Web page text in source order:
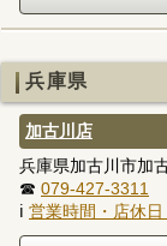
兵庫県
加古川店
兵庫県加古川市加
☎ 079-427-3311
ℹ 営業時間・店休